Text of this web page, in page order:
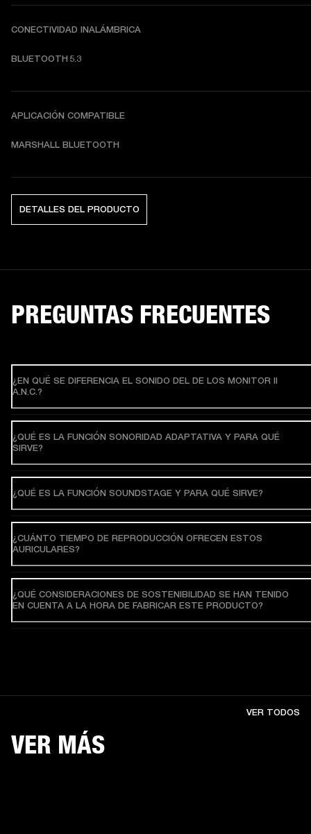
CONECTIVIDAD INALÁMBRICA
BLUETOOTH 5.3
APLICACIÓN COMPATIBLE
MARSHALL BLUETOOTH
DETALLES DEL PRODUCTO
PREGUNTAS FRECUENTES
¿EN QUÉ SE DIFERENCIA EL SONIDO DEL DE LOS MONITOR II
A.N.C.?
¿QUÉ ES LA FUNCIÓN SONORIDAD ADAPTATIVA Y PARA QUÉ
SIRVE?
¿QUÉ ES LA FUNCIÓN SOUNDSTAGE Y PARA QUÉ SIRVE?
¿CUÁNTO TIEMPO DE REPRODUCCIÓN OFRECEN ESTOS
AURICULARES?
¿QUÉ CONSIDERACIONES DE SOSTENIBILIDAD SE HAN TENIDO
EN CUENTA A LA HORA DE FABRICAR ESTE PRODUCTO?
VER MÁS
VER TODOS